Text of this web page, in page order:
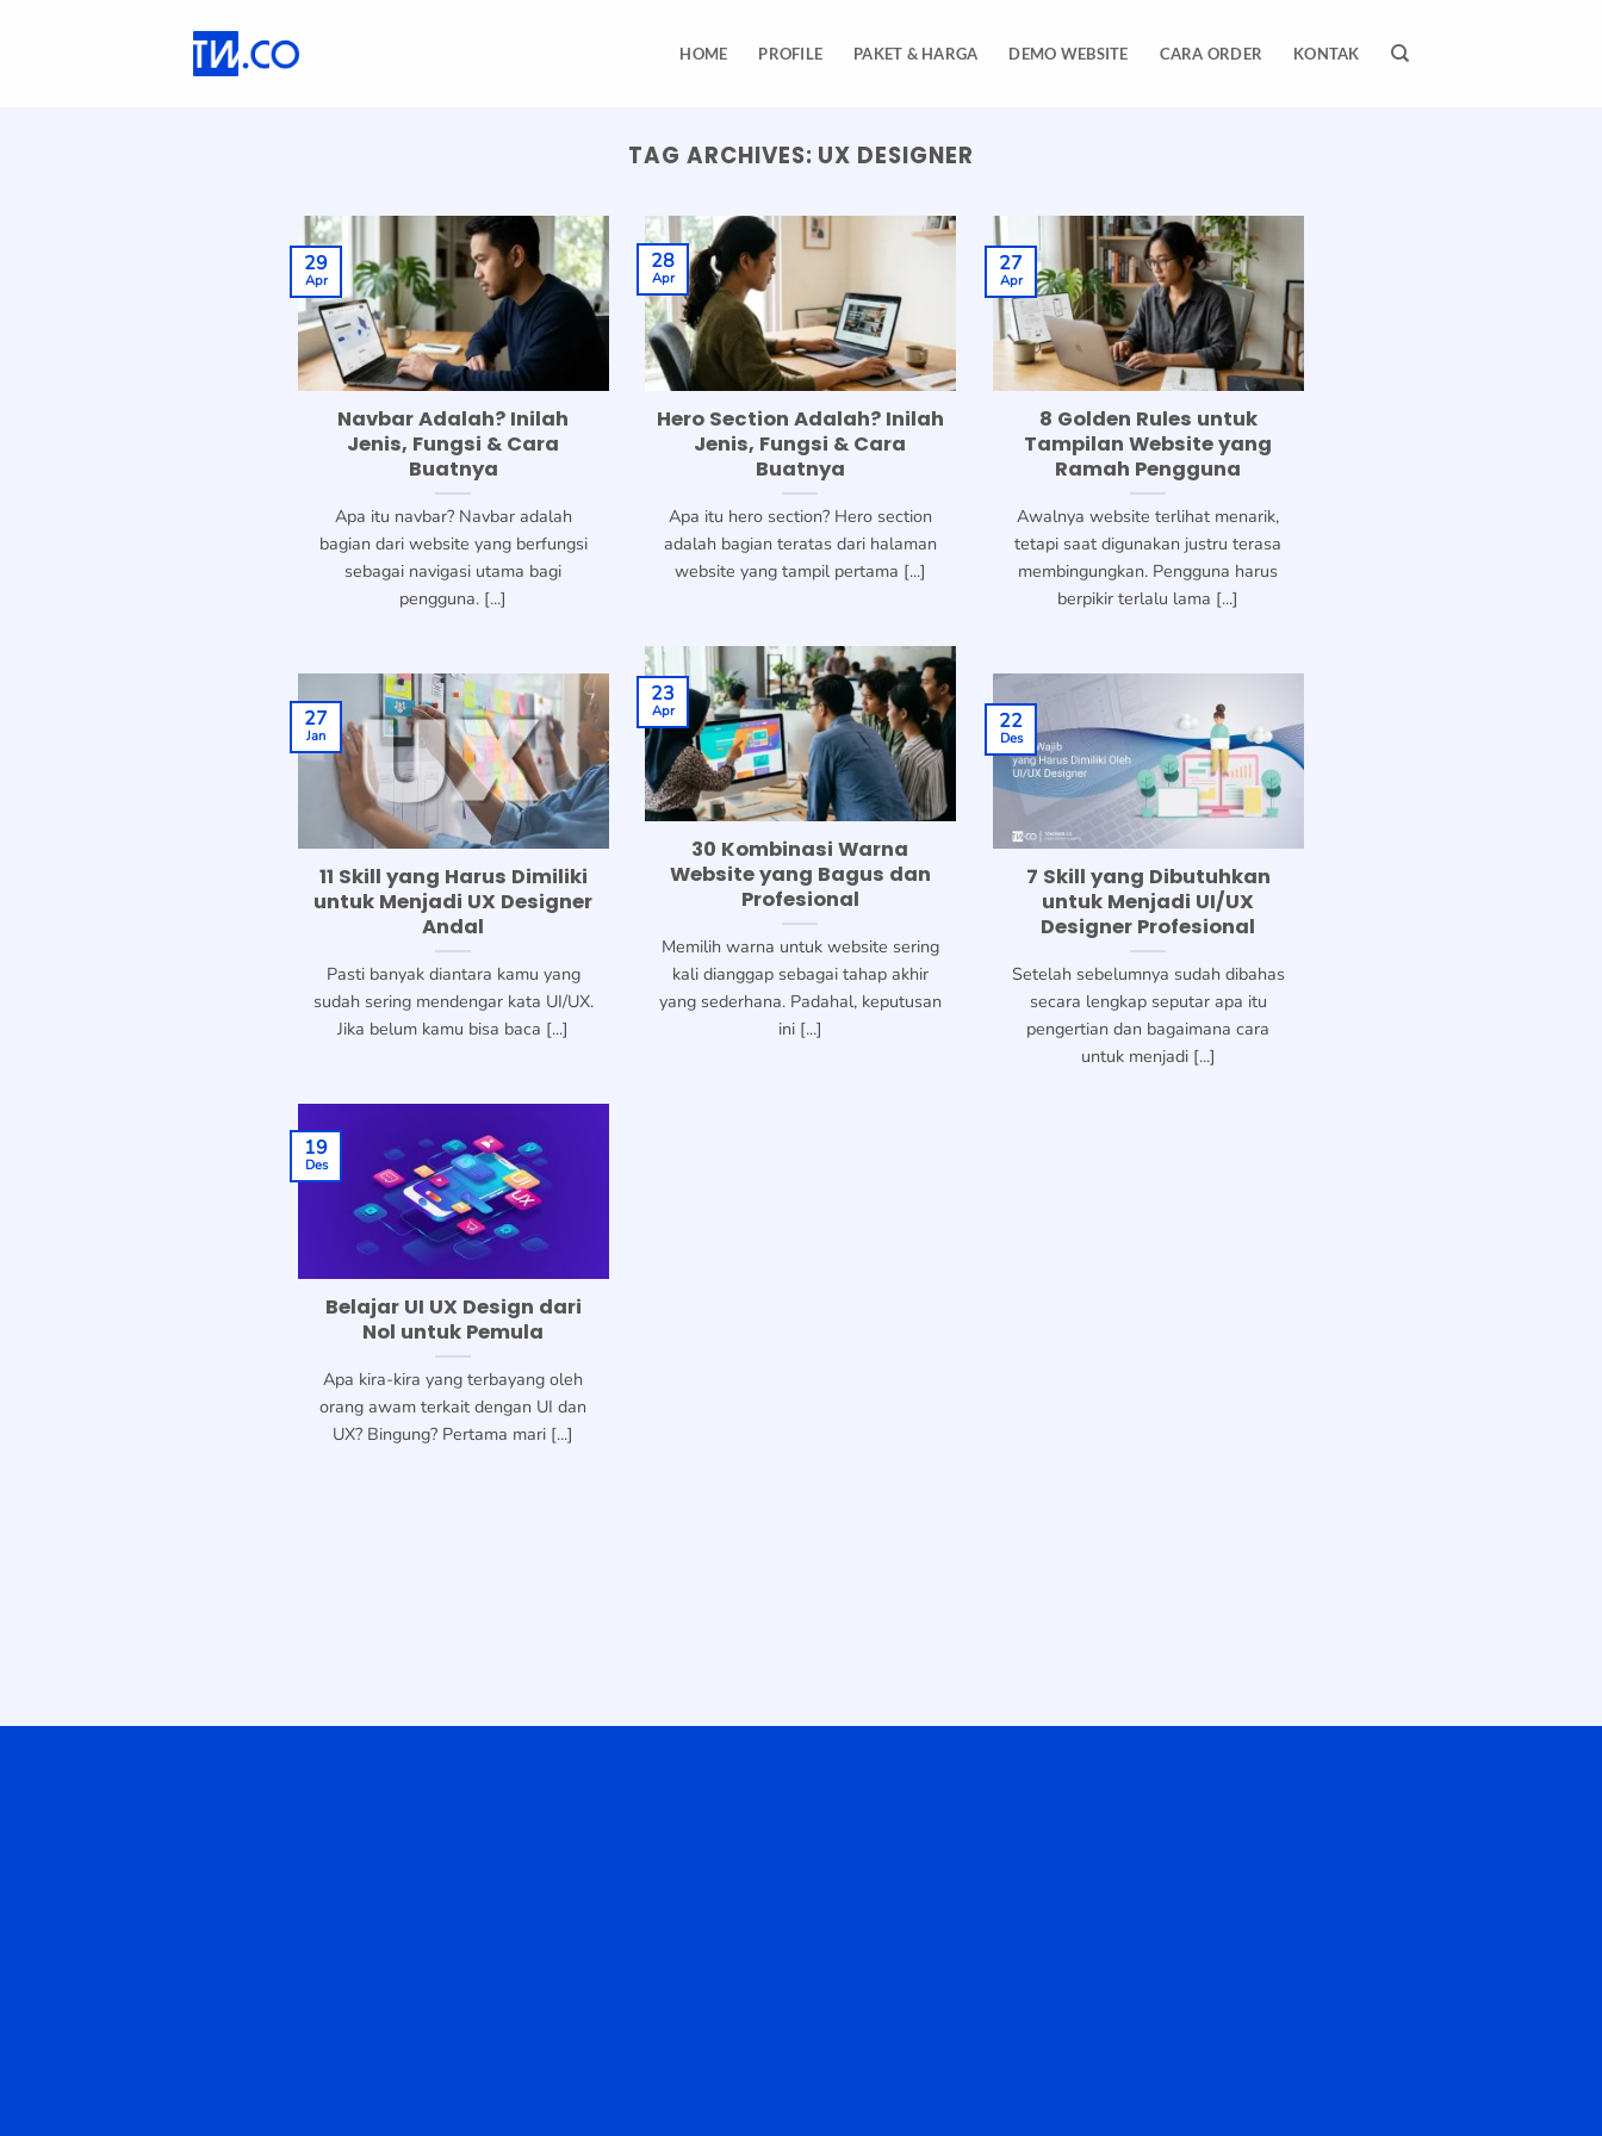
HOME PROFILE PAKET & HARGA DEMO WEBSITE CARA ORDER KONTAK
TAG ARCHIVES: UX DESIGNER
Navbar Adalah? Inilah
Jenis, Fungsi & Cara
Buatnya
Apa itu navbar? Navbar adalah
bagian dari website yang berfungsi
sebagai navigasi utama bagi
pengguna. [...]
29
Apr
Hero Section Adalah? Inilah
Jenis, Fungsi & Cara
Buatnya
Apa itu hero section? Hero section
adalah bagian teratas dari halaman
website yang tampil pertama [...]
28
Apr
8 Golden Rules untuk
Tampilan Website yang
Ramah Pengguna
Awalnya website terlihat menarik,
tetapi saat digunakan justru terasa
membingungkan. Pengguna harus
berpikir terlalu lama [...]
27
Apr
30 Kombinasi Warna
Website yang Bagus dan
Profesional
Memilih warna untuk website sering
kali dianggap sebagai tahap akhir
yang sederhana. Padahal, keputusan
ini [...]
23
Apr
11 Skill yang Harus Dimiliki
untuk Menjadi UX Designer
Andal
Pasti banyak diantara kamu yang
sudah sering mendengar kata UI/UX.
Jika belum kamu bisa baca [...]
27
Jan
7 Skill yang Dibutuhkan
untuk Menjadi UI/UX
Designer Profesional
Setelah sebelumnya sudah dibahas
secara lengkap seputar apa itu
pengertian dan bagaimana cara
untuk menjadi [...]
22
Des
Belajar UI UX Design dari
Nol untuk Pemula
Apa kira-kira yang terbayang oleh
orang awam terkait dengan UI dan
UX? Bingung? Pertama mari [...]
19
Des